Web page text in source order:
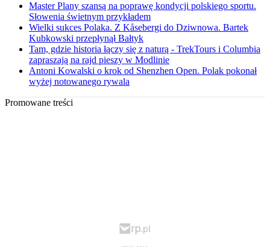
Master Plany szansą na poprawę kondycji polskiego sportu.
Słowenia świetnym przykładem
Wielki sukces Polaka. Z Kåsebergi do Dziwnowa. Bartek
Kubkowski przepłynął Bałtyk
Tam, gdzie historia łączy się z naturą - TrekTours i Columbia
zapraszają na rajd pieszy w Modlinie
Antoni Kowalski o krok od Shenzhen Open. Polak pokonał
wyżej notowanego rywala
Promowane treści